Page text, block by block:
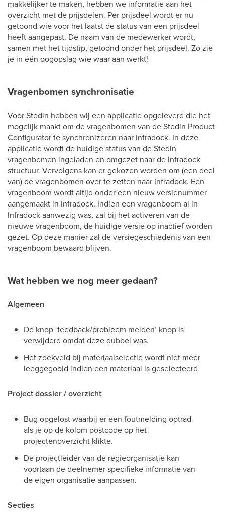
makkelijker te maken, hebben we informatie aan het
overzicht met de prijsdelen. Per prijsdeel wordt er nu
getoond wie voor het laatst de status van een prijsdeel
heeft aangepast. De naam van de medewerker wordt,
samen met het tijdstip, getoond onder het prijsdeel. Zo zie
je in één oogopslag wie waar aan werkt!
Vragenbomen synchronisatie
Voor Stedin hebben wij een applicatie opgeleverd die het
mogelijk maakt om de vragenbomen van de Stedin Product
Configurator te synchronizeren naar Infradock. In deze
applicatie wordt de huidige status van de Stedin
vragenbomen ingeladen en omgezet naar de Infradock
structuur. Vervolgens kan er gekozen worden om (een deel
van) de vragenbomen over te zetten naar Infradock. Een
vragenboom wordt altijd onder een nieuw versienummer
aangemaakt in Infradock. Indien een vragenboom al in
Infradock aanwezig was, zal bij het activeren van de
nieuwe vragenboom, de huidige versie op inactief worden
gezet. Op deze manier zal de versiegeschiedenis van een
vragenboom bewaard blijven.
Wat hebben we nog meer gedaan?
Algemeen
De knop ‘feedback/probleem melden’ knop is
verwijderd omdat deze dubbel was.
Het zoekveld bij materiaalselectie wordt niet meer
leeggegooid indien een materiaal is geselecteerd
Project dossier / overzicht
Bug opgelost waarbij er een foutmelding optrad
als je op de kolom postcode op het
projectenoverzicht klikte.
De projectleider van de regieorganisatie kan
voortaan de deelnemer specifieke informatie van
de eigen organisatie aanpassen.
Secties